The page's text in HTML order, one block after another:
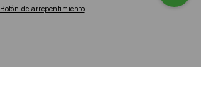
Botón de arrepentimiento